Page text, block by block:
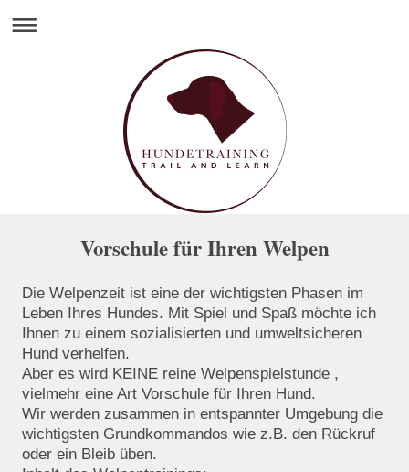
Vorschule für Ihren Welpen
Die Welpenzeit ist eine der wichtigsten Phasen im
Leben Ihres Hundes. Mit Spiel und Spaß möchte ich
Ihnen zu einem sozialisierten und umweltsicheren
Hund verhelfen.
Aber es wird KEINE reine Welpenspielstunde ,
vielmehr eine Art Vorschule für Ihren Hund.
Wir werden zusammen in entspannter Umgebung die
wichtigsten Grundkommandos wie z.B. den Rückruf
oder ein Bleib üben.